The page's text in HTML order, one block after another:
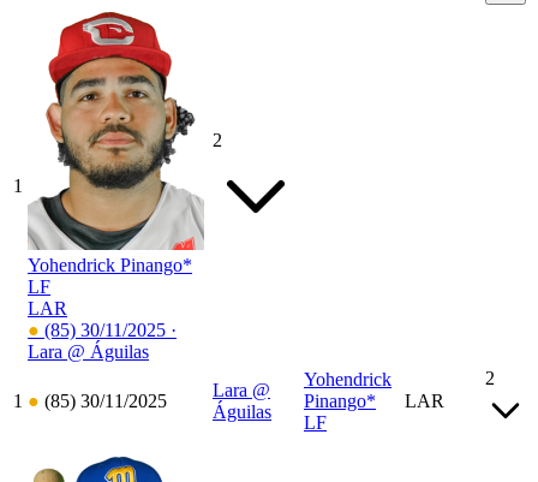
1
Yohendrick Pinango*
LF
LAR
● (85) 30/11/2025 ·
Lara @ Águilas
2
1 ● (85) 30/11/2025
Lara @
Águilas
Yohendrick
Pinango*
LF
LAR
2